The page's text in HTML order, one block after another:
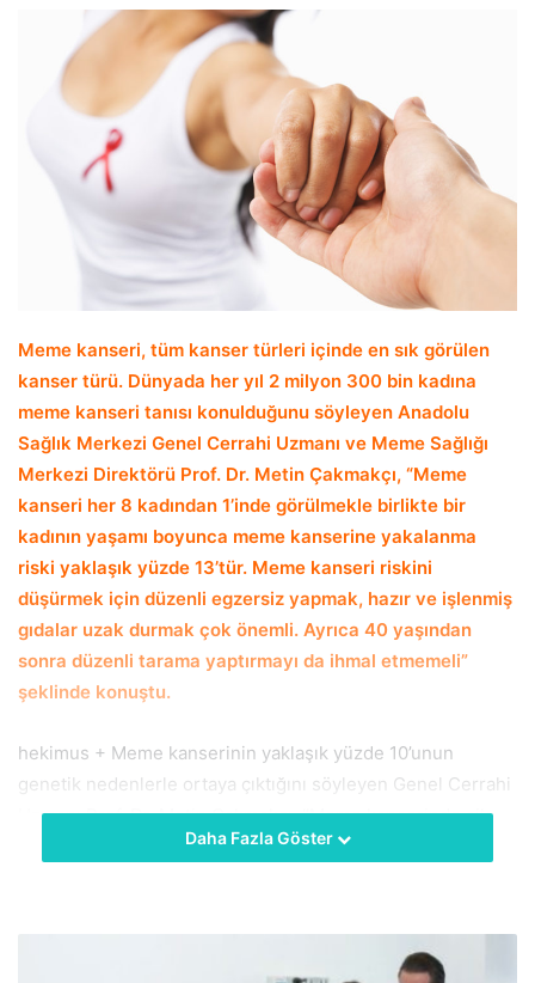
email
Meme kanseri, tüm kanser türleri içinde en sık görülen
kanser türü. Dünyada her yıl 2 milyon 300 bin kadına
meme kanseri tanısı konulduğunu söyleyen Anadolu
Sağlık Merkezi Genel Cerrahi Uzmanı ve Meme Sağlığı
Merkezi Direktörü Prof. Dr. Metin Çakmakçı, “Meme
kanseri her 8 kadından 1’inde görülmekle birlikte bir
kadının yaşamı boyunca meme kanserine yakalanma
riski yaklaşık yüzde 13’tür. Meme kanseri riskini
düşürmek için düzenli egzersiz yapmak, hazır ve işlenmiş
gıdalar uzak durmak çok önemli. Ayrıca 40 yaşından
sonra düzenli tarama yaptırmayı da ihmal etmemeli”
şeklinde konuştu.
hekimus + Meme kanserinin yaklaşık yüzde 10’unun
genetik nedenlerle ortaya çıktığını söyleyen Genel Cerrahi
Uzmanı Prof. Dr. Metin Çakmakçı, “Meme kanserinde aile
öyküsünün olması, kontrol yaşının belirlenmesinde oldukça
bireyler risk grubu olarak kabul ediliyor. Kalıtsal meme
kanserinde sadece anne, anneanne, teyze gibi anne tarafı
Daha Fazla Göster